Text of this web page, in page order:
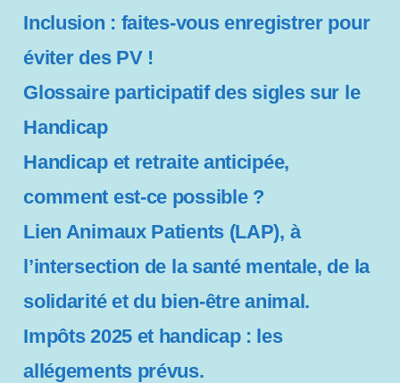
b
t
Inclusion : faites-vous enregistrer pour
éviter des PV !
Glossaire participatif des sigles sur le
Handicap
Handicap et retraite anticipée,
comment est-ce possible ?
Lien Animaux Patients (LAP), à
l’intersection de la santé mentale, de la
solidarité et du bien-être animal.
Impôts 2025 et handicap : les
allégements prévus.